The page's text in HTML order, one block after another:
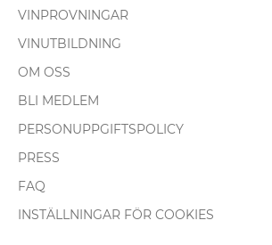
VINPROVNINGAR
VINUTBILDNING
OM OSS
BLI MEDLEM
PERSONUPPGIFTSPOLICY
PRESS
FAQ
INSTÄLLNINGAR FÖR COOKIES